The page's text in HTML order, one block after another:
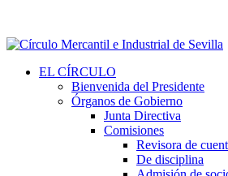
EL CÍRCULO
Bienvenida del Presidente
Órganos de Gobierno
Junta Directiva
Comisiones
Revisora de
De disciplina